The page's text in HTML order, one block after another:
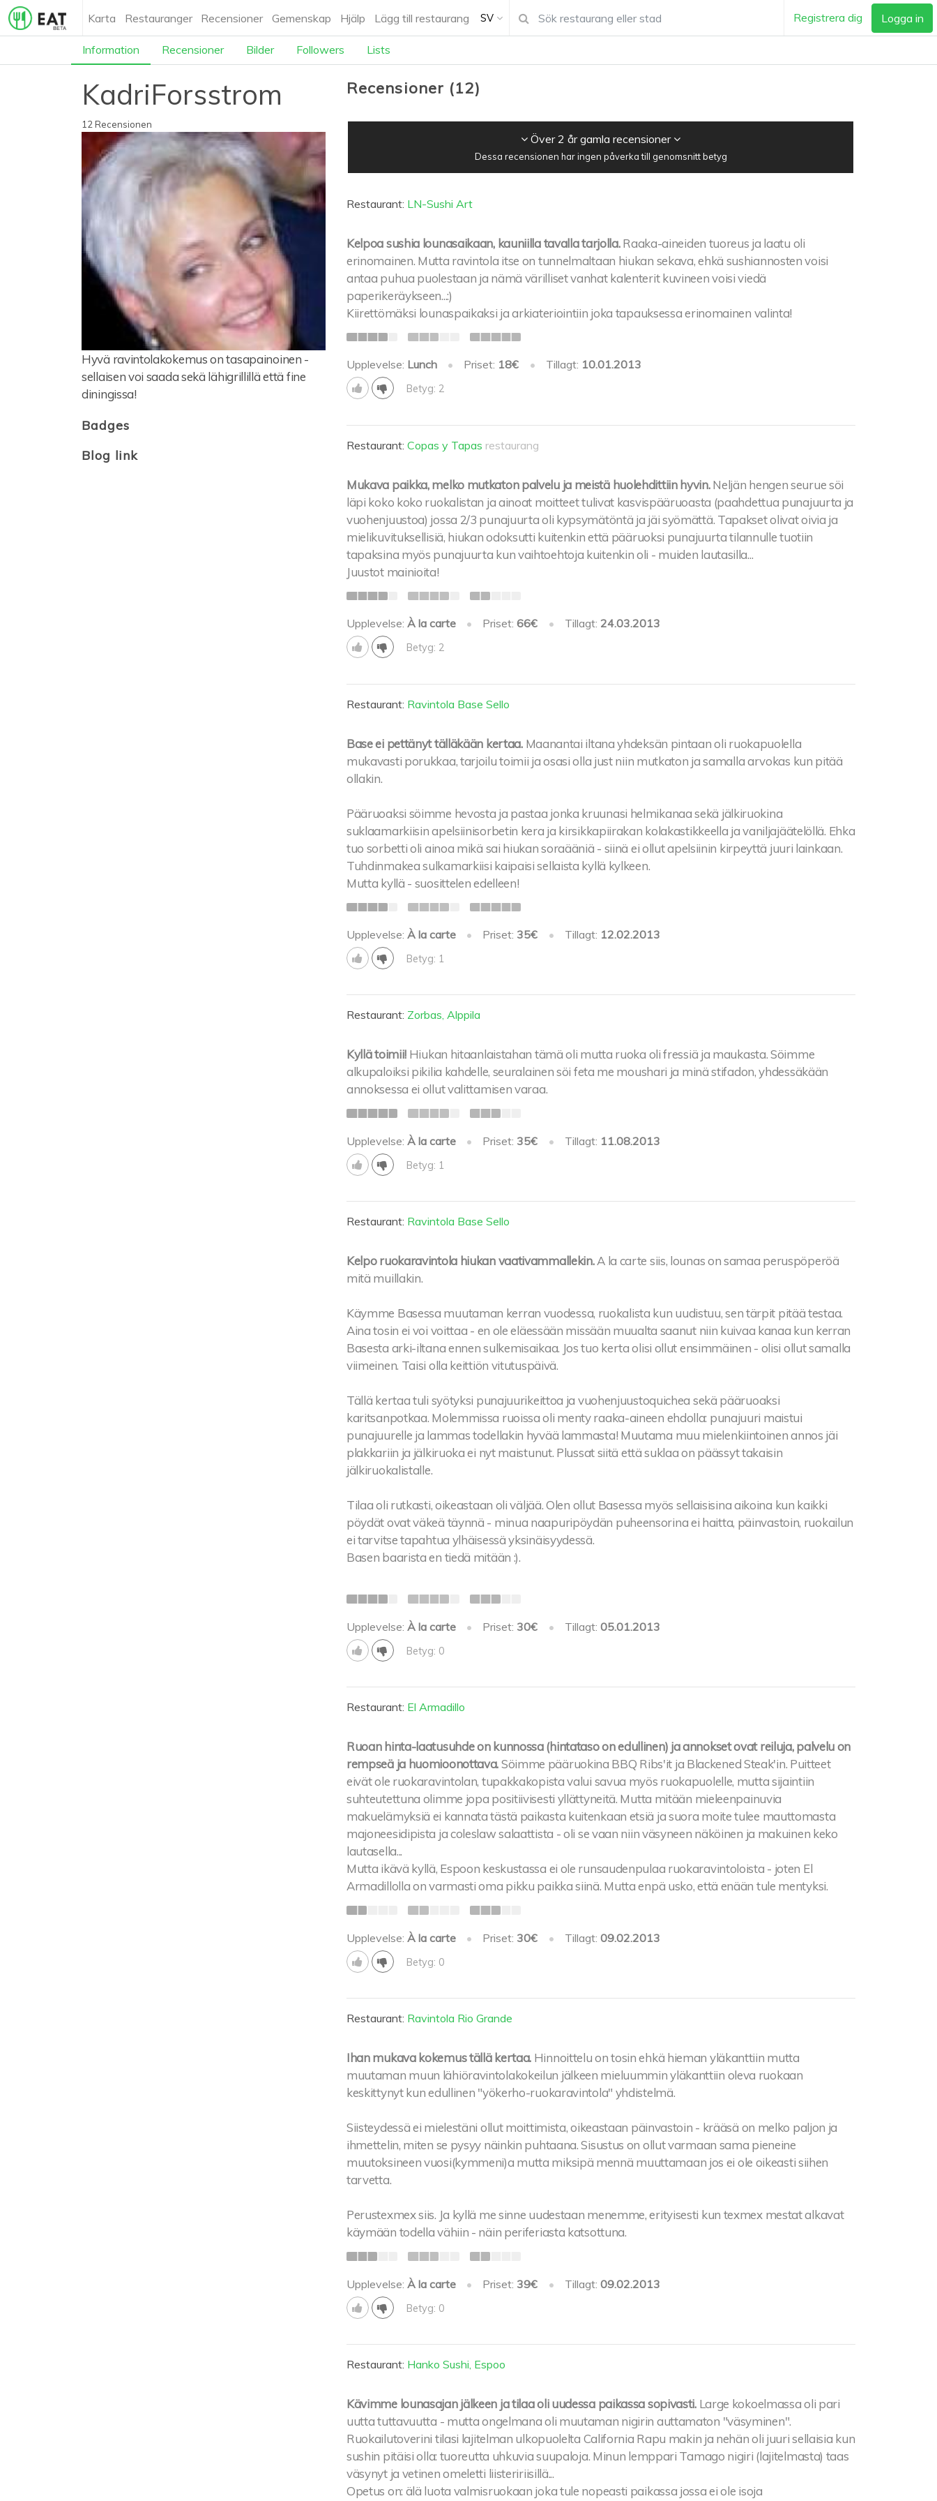
Karta Restauranger Recensioner Gemenskap Hjälp Lägg till restaurang SV Registrera dig Logga in
Information Recensioner Bilder Followers Lists
KadriForsstrom
12 Recensionen
Hyvä ravintolakokemus on tasapainoinen -
sellaisen voi saada sekä lähigrillillä että fine
diningissa!
Badges
Blog link
Recensioner (12)
Över 2 år gamla recensioner
Dessa recensionen har ingen påverka till genomsnitt betyg
Restaurant: LN-Sushi Art
Kelpoa sushia lounasaikaan, kauniilla tavalla tarjolla. Raaka-aineiden tuoreus ja laatu oli
erinomainen. Mutta ravintola itse on tunnelmaltaan hiukan sekava, ehkä sushiannosten voisi
antaa puhua puolestaan ja nämä värilliset vanhat kalenterit kuvineen voisi viedä
paperikeräykseen...:)
Kiirettömäksi lounaspaikaksi ja arkiateriointiin joka tapauksessa erinomainen valinta!
Upplevelse: Lunch • Priset: 18€ • Tillagt: 10.01.2013
Betyg: 2
Restaurant: Copas y Tapas restaurang
Mukava paikka, melko mutkaton palvelu ja meistä huolehdittiin hyvin. Neljän hengen seurue söi
läpi koko koko ruokalistan ja ainoat moitteet tulivat kasvispääruoasta (paahdettua punajuurta ja
vuohenjuustoa) jossa 2/3 punajuurta oli kypsymätöntä ja jäi syömättä. Tapakset olivat oivia ja
mielikuvituksellisiä, hiukan odoksutti kuitenkin että pääruoksi punajuurta tilannulle tuotiin
tapaksina myös punajuurta kun vaihtoehtoja kuitenkin oli - muiden lautasilla...
Juustot mainioita!
Upplevelse: À la carte • Priset:66€ • Tillagt: 24.03.2013
Betyg: 2
Restaurant: Ravintola Base Sello
Base ei pettänyt tälläkään kertaa. Maanantai iltana yhdeksän pintaan oli ruokapuolella
mukavasti porukkaa, tarjoilu toimii ja osasi olla just niin mutkaton ja samalla arvokas kun pitää
ollakin.
Pääruoaksi söimme hevosta ja pastaa jonka kruunasi helmikanaa sekä jälkiruokina
suklaamarkiisin apelsiinisorbetin kera ja kirsikkapiirakan kolakastikkeella ja vaniljajäätelöllä. Ehka
tuo sorbetti oli ainoa mikä sai hiukan soraääniä - siinä ei ollut apelsiinin kirpeyttä juuri lainkaan.
Tuhdinmakea sulkamarkiisi kaipaisi sellaista kyllä kylkeen.
Mutta kyllä - suosittelen edelleen!
Upplevelse: À la carte • Priset: 35€ • Tillagt: 12.02.2013
Betyg: 1
Restaurant: Zorbas, Alppila
Kyllä toimii! Hiukan hitaanlaistahan tämä oli mutta ruoka oli fressiä ja maukasta. Söimme
alkupaloiksi pikilia kahdelle, seuralainen söi feta me moushari ja minä stifadon, yhdessäkään
annoksessa ei ollut valittamisen varaa.
Upplevelse: À la carte • Priset: 35€ • Tillagt: 11.08.2013
Betyg: 1
Restaurant: Ravintola Base Sello
Kelpo ruokaravintola hiukan vaativammallekin.A la carte siis, lounas on samaa peruspöperöä
mitä muillakin.
Käymme Basessa muutaman kerran vuodessa, ruokalista kun uudistuu, sen tärpit pitää testaa.
Aina tosin ei voi voittaa - en ole eläessään missään muualta saanut niin kuivaa kanaa kun kerran
Basesta arki-iltana ennen sulkemisaikaa. Jos tuo kerta olisi ollut ensimmäinen - olisi ollut samalla
viimeinen. Taisi olla keittiön vitutuspäivä.
Tällä kertaa tuli syötyksi punajuurikeittoa ja vuohenjuustoquichea sekä pääruoaksi
karitsanpotkaa. Molemmissa ruoissa oli menty raaka-aineen ehdolla: punajuuri maistui
punajuurelle ja lammas todellakin hyvää lammasta! Muutama muu mielenkiintoinen annos jäi
plakkariin ja jälkiruoka ei nyt maistunut. Plussat siitä että suklaa on päässyt takaisin
jälkiruokalistalle.
Tilaa oli rutkasti, oikeastaan oli väljää. Olen ollut Basessa myös sellaisisina aikoina kun kaikki
pöydät ovat väkeä täynnä - minua naapuripöydän puheensorina ei haitta, päinvastoin, ruokailun
ei tarvitse tapahtua ylhäisessä yksinäisyydessä.
Basen baarista en tiedä mitään :).
Upplevelse: À la carte • Priset: 30€ • Tillagt: 05.01.2013
Betyg: 0
Restaurant: El Armadillo
Ruoan hinta-laatusuhde on kunnossa (hintataso on edullinen) ja annokset ovat reiluja, palvelu on
rempseä ja huomioonottava.Söimme pääruokina BBQ Ribs'it ja Blackened Steak'in. Puitteet
eivät ole ruokaravintolan, tupakkakopista valui savua myös ruokapuolelle, mutta sijaintiin
suhteutettuna olimme jopa positiivisesti yllättyneitä. Mutta mitään mieleenpainuvia
makuelämyksiä ei kannata tästä paikasta kuitenkaan etsiä ja suora moite tulee mauttomasta
majoneesidipista ja coleslaw salaattista - oli se vaan niin väsyneen näköinen ja makuinen keko
lautasella...
Mutta ikävä kyllä, Espoon keskustassa ei ole runsaudenpulaa ruokaravintoloista - joten El
Armadillolla on varmasti oma pikku paikka siinä. Mutta enpä usko, että enään tule mentyksi.
Upplevelse: À la carte • Priset: 30€ • Tillagt: 09.02.2013
Betyg: 0
Restaurant: Ravintola Rio Grande
Ihan mukava kokemus tällä kertaa. Hinnoittelu on tosin ehkä hieman yläkanttiin mutta
muutaman muun lähiöravintolakokeilun jälkeen mieluummin yläkanttiin oleva ruokaan
keskittynyt kun edullinen "yökerho-ruokaravintola" yhdistelmä.
Siisteydessä ei mielestäni ollut moittimista, oikeastaan päinvastoin - krääsä on melko paljon ja
ihmettelin, miten se pysyy näinkin puhtaana. Sisustus on ollut varmaan sama pieneine
muutoksineen vuosi(kymmeni)a mutta miksipä mennä muuttamaan jos ei ole oikeasti siihen
tarvetta.
Perustexmex siis. Ja kyllä me sinne uudestaan menemme, erityisesti kun texmex mestat alkavat
käymään todella vähiin - näin periferiasta katsottuna.
Upplevelse: À la carte • Priset: 39€ • Tillagt: 09.02.2013
Betyg: 0
Restaurant: Hanko Sushi, Espoo
Kävimme lounasajan jälkeen ja tilaa oli uudessa paikassa sopivasti. Large kokoelmassa oli pari
uutta tuttavuutta - mutta ongelmana oli muutaman nigirin auttamaton "väsyminen".
Ruokailutoverini tilasi lajitelman ulkopuolelta California Rapu makin ja nehän oli juuri sellaisia kun
sushin pitäisi olla: tuoreutta uhkuvia suupaloja. Minun lemppari Tamago nigiri (lajitelmasta) taas
väsynyt ja vetinen omeletti liisteririisillä...
Opetus on: älä luota valmisruokaan joka tule nopeasti paikassa jossa ei ole isoja